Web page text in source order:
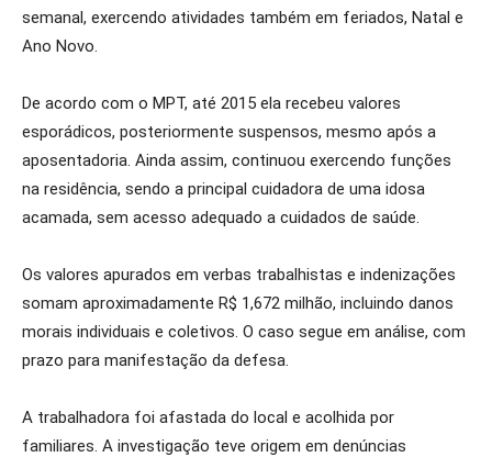
semanal, exercendo atividades também em feriados, Natal e
Ano Novo.
De acordo com o MPT, até 2015 ela recebeu valores
esporádicos, posteriormente suspensos, mesmo após a
aposentadoria. Ainda assim, continuou exercendo funções
na residência, sendo a principal cuidadora de uma idosa
acamada, sem acesso adequado a cuidados de saúde.
Os valores apurados em verbas trabalhistas e indenizações
somam aproximadamente R$ 1,672 milhão, incluindo danos
morais individuais e coletivos. O caso segue em análise, com
prazo para manifestação da defesa.
A trabalhadora foi afastada do local e acolhida por
familiares. A investigação teve origem em denúncias